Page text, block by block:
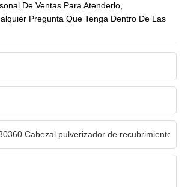
De Ventas Para Atenderlo,
Pregunta Que Tenga Dentro De Las